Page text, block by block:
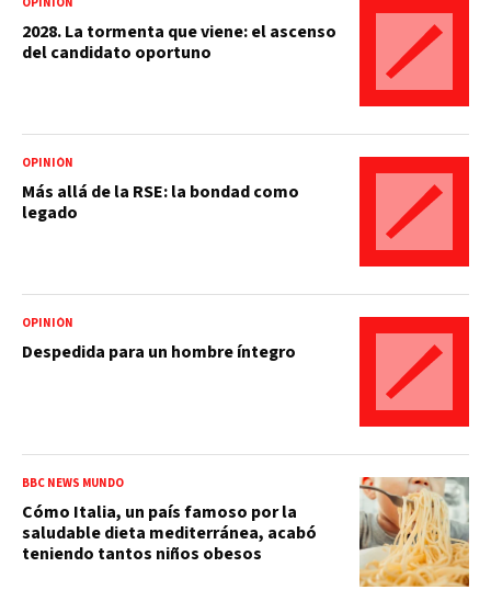
2028. La tormenta que viene: el ascenso
del candidato oportuno
OPINIÓN
Más allá de la RSE: la bondad como
legado
OPINIÓN
Despedida para un hombre íntegro
BBC NEWS MUNDO
Cómo Italia, un país famoso por la
saludable dieta mediterránea, acabó
teniendo tantos niños obesos